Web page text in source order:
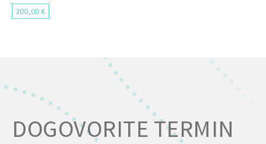
300,00 €
DOGOVORITE TERMIN